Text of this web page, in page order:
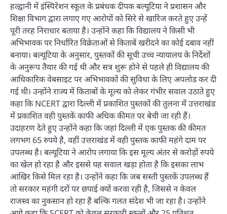
हल्द्वानी में इंस्पिरेशन स्कूल के प्रबंधक दीपक बल्यूटिया ने प्रशासन और
शिक्षा विभाग द्वारा लगाए गए आरोपों को सिरे से खारिज करते हुए उन्हें
पूरी तरह निराधार बताया है। उन्होंने कहा कि विद्यालय ने किसी भी
अभिभावक पर निर्धारित विक्रेताओं से किताबें खरीदने का कोई दबाव नहीं
बनाया। बल्यूटिया के अनुसार, पुस्तकों की सूची उच्च न्यायालय के निर्देशों
के अनुरूप तैयार की गई थी और सत्र शुरू होने से पहले ही विद्यालय की
आधिकारिक वेबसाइट पर अभिभावकों की सुविधा के लिए अपलोड कर दी
गई थी। उन्होंने राज्य में किताबों के मूल्य को लेकर गंभीर सवाल उठाते हुए
कहा कि NCERT द्वारा दिल्ली में प्रकाशित पुस्तकों की तुलना में उत्तराखंड
में प्रकाशित वही पुस्तकें काफी अधिक कीमत पर बेची जा रही हैं।
उदाहरण देते हुए उन्होंने कहा कि जहां दिल्ली में एक पुस्तक की कीमत
लगभग 65 रुपये है, वहीं उत्तराखंड में वही पुस्तक काफी महंगे दाम पर
उपलब्ध है। बल्यूटिया ने आरोप लगाया कि इस मूल्य अंतर से करोड़ों रुपये
का खेल हो रहा है और इससे यह सवाल खड़ा होता है कि इसका लाभ
आखिर किसे मिल रहा है। उन्होंने कहा कि जब सस्ती पुस्तकें उपलब्ध हैं
तो सरकार महंगी दरों पर छपाई क्यों करवा रही है, जिससे न केवल
राजस्व का नुकसान हो रहा है बल्कि गलत संदेश भी जा रहा है। उन्होंने